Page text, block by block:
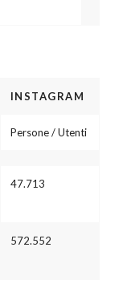
INSTAGRAM
Persone / Utenti
47.713
572.552